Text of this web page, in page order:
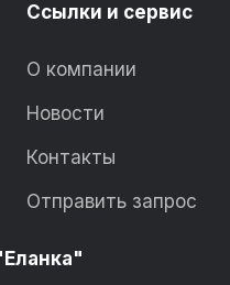
Ссылки и сервис
О компании
Новости
Контакты
Отправить запрос